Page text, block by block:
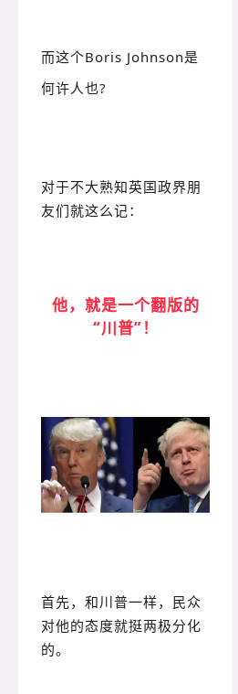
而这个Boris Johnson是
何许人也?
对于不大熟知英国政界朋
友们就这么记：
他，就是一个翻版的
“川普”！
首先，和川普一样，民众
对他的态度就挺两极分化
的。